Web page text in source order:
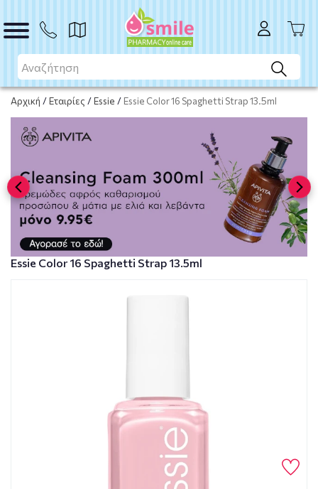
Αρχική /Εταιρίες /Essie / Essie Color 16 Spaghetti Strap 13.5ml
Το προϊόν εξαντλήθηκε
Μη διαθέσιμο
Essie Color 16 Spaghetti Strap 13.5ml